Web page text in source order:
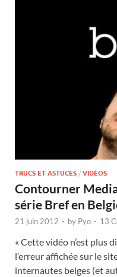
TRUCS ET ASTUCES / VIDÉOS
Contourner
série Bref en
21 juin 2012 - by Pyo - 13
« Cette vidéo n’est plus
l’erreur affichée sur le
internautes belges (et